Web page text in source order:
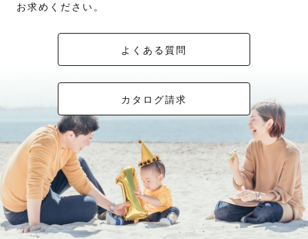
お求めください。
よくある質問
カタログ請求